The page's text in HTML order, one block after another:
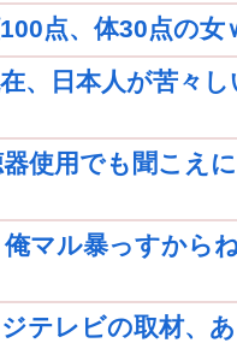
100点、体30点の女
、日本人が苦々
器使用でも聞こえ
マル暴っすから
ジテレビの取材、